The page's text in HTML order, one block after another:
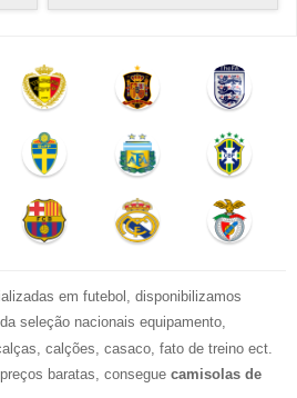
em futebol, disponibilizamos
da seleção nacionais equipamento,
calções, casaco, fato de treino ect.
baratas, consegue camisolas de